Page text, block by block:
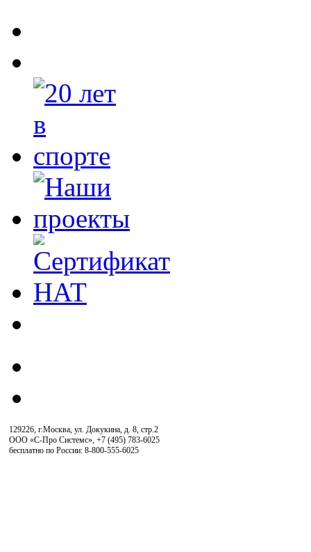
129226, г.Москва, ул. Докукина, д. 8, стр.2
ООО «С-Про Системс», +7 (495) 783-6025
бесплатно по России: 8-800-555-6025